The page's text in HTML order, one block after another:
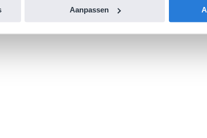
Aanpassen